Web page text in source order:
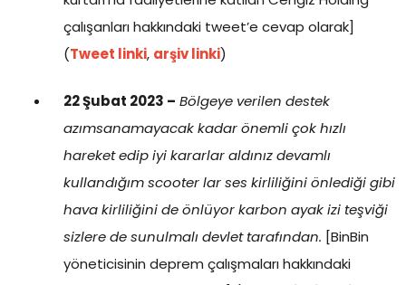
çalışanları hakkındaki tweet’e cevap olarak]
(Tweet linki, arşiv linki)
22 Şubat 2023 – Bölgeye verilen destek
azımsanamayacak kadar önemli çok hızlı
hareket edip iyi kararlar aldınız devamlı
kullandığım scooter lar ses kirliliğini önlediği gibi
hava kirliliğini de önlüyor karbon ayak izi teşviği
sizlere de sunulmalı devlet tarafından. [BinBin
yöneticisinin deprem çalışmaları hakkındaki